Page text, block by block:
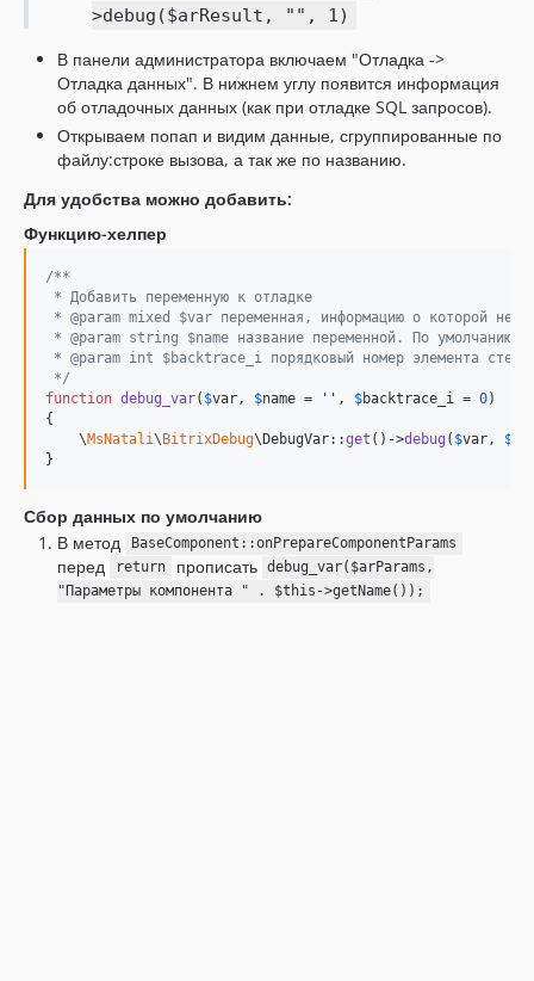
>debug($arResult, "", 1)
В панели администратора включаем "Отладка ->
Отладка данных". В нижнем углу появится информация
об отладочных данных (как при отладке SQL запросов).
Открываем попап и видим данные, сгруппированные по
файлу:строке вызова, а так же по названию.
Для удобства можно добавить:
Функцию-хелпер
/**
* Добавить переменную к отладке
* @param mixed $var переменная, информацию о которой
* @param string $name название переменной. По умолчанию
* @param int $backtrace_i порядковый номер элемента
*/
function debug_var( $var , $name = '' , $backtrace_i = 0)
{
    \
MsNatali\BitrixDebug\DebugVar::get ()->debug ( $var , $
}
Сбор данных по умолчанию
В метод
BaseComponent::onPrepareComponentParams
перед return прописать debug_var($arParams,
"Параметры компонента " . $this->getName());